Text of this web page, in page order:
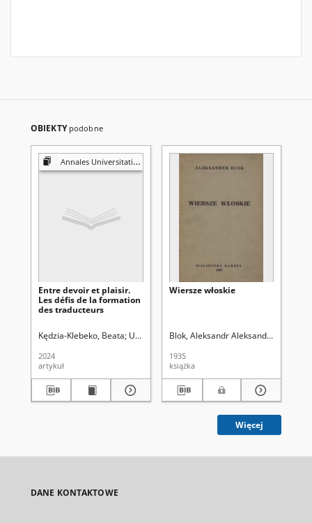
OBIEKTY podobne
Annales Universitatis Mariae Curie-Skłodowska. Sectio N, Educatio Nova
Entre devoir et plaisir.
Les défis de la formation
des traducteurs
Kędzia-Klebeko, Beata Uniwersytet Marii Curie-Skłodowskiej (Lublin)
2024
artykuł
Wiersze włoskie
Blok, Aleksandr Aleksandrovič
1935
książka
Więcej
DANE KONTAKTOWE